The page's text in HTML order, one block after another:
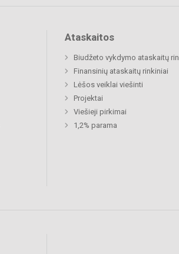
Ataskaitos
Biudžeto vykdymo ataskaitų
Finansinių ataskaitų rinkiniai
Lėšos veiklai viešinti
Projektai
Viešieji pirkimai
1,2% parama